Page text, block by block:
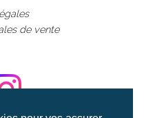
de vente